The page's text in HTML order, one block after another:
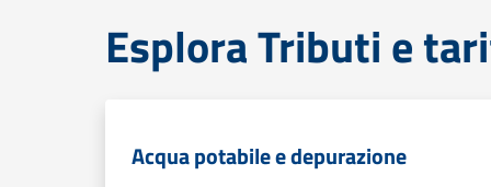
Esplora Tributi e
Acqua potabile e depurazione